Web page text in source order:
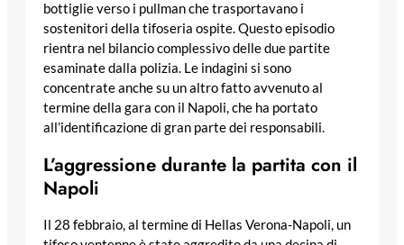
bottiglie verso i pullman che trasportavano i
sostenitori della tifoseria ospite. Questo episodio
rientra nel bilancio complessivo delle due partite
esaminate dalla polizia. Le indagini si sono
concentrate anche su un altro fatto avvenuto al
termine della gara con il Napoli, che ha portato
all’identificazione di gran parte dei responsabili.
L’aggressione durante la partita con il
Napoli
Il 28 febbraio, al termine di Hellas Verona-Napoli, un